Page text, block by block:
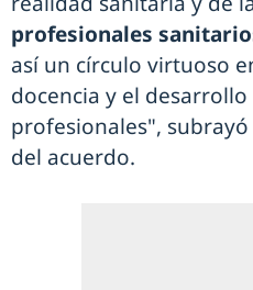
profesionales
así un círculo virtuoso
docencia y el
profesionales",
del acuerdo.